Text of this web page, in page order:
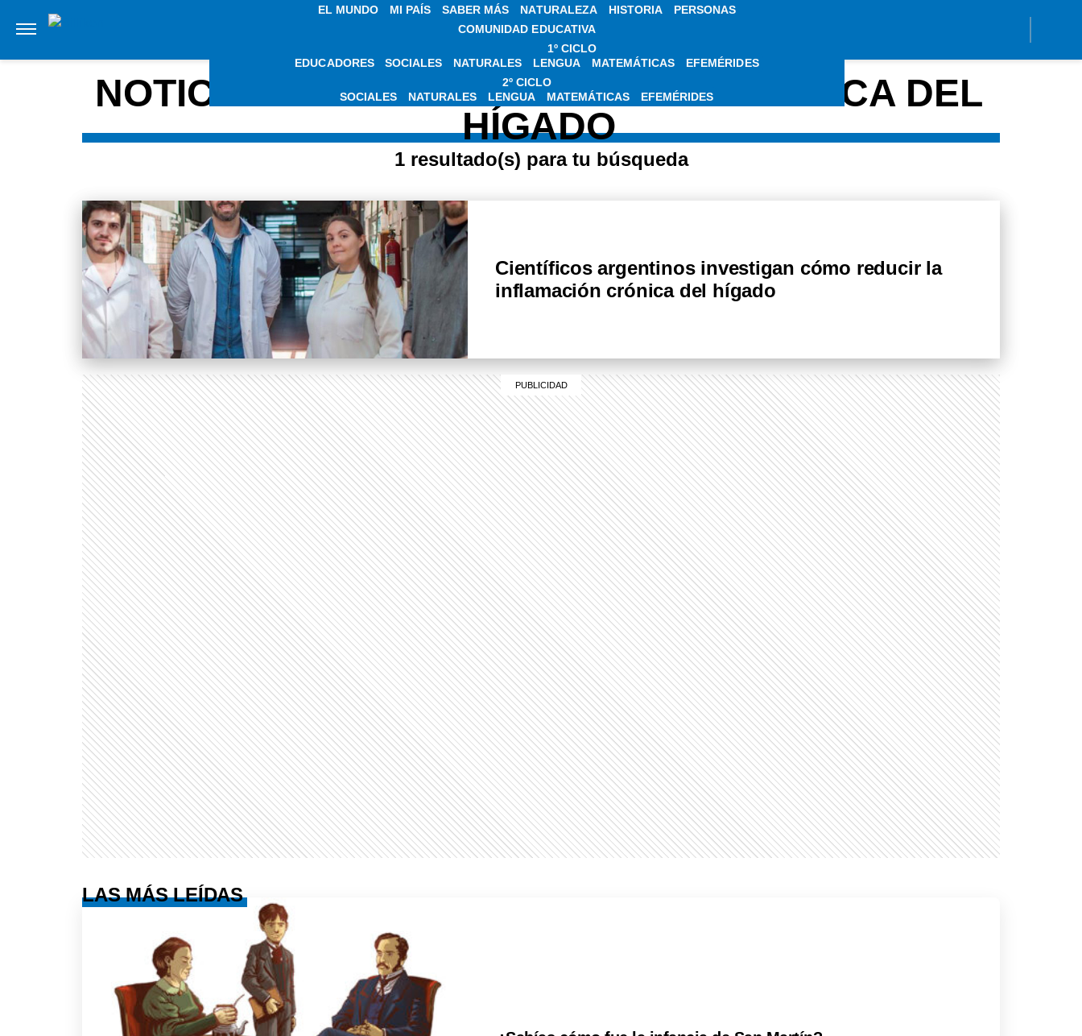
EL MUNDO MI PAÍS SABER MÁS NATURALEZA HISTORIA
PERSONAS
COMUNIDAD EDUCATIVA
EDUCADORES
1º CICLO
SOCIALES
NATURALES LENGUA MATEMÁTICAS
EFEMÉRIDES
2º CICLO
SOCIALES
NATURALES LENGUA MATEMÁTICAS EFEMÉRIDES
NOTICIAS SOBRE INFLAMACIÓN CRÓNICA DEL
HÍGADO
1 resultado(s) para tu búsqueda
Científicos argentinos investigan cómo reducir la
inflamación crónica del hígado
LAS MÁS LEÍDAS